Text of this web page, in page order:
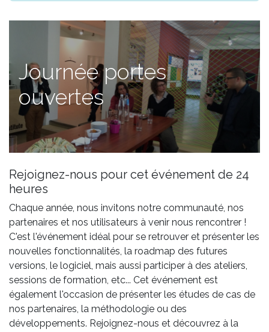
Journée portes
ouvertes
Rejoignez-nous pour cet événement de 24
heures
Chaque année, nous invitons notre communauté, nos
partenaires et nos utilisateurs à venir nous rencontrer !
C'est l'événement idéal pour se retrouver et présenter les
nouvelles fonctionnalités, la roadmap des futures
versions, le logiciel, mais aussi participer à des ateliers,
sessions de formation, etc... Cet événement est
également l'occasion de présenter les études de cas de
nos partenaires, la méthodologie ou des
développements. Rejoignez-nous et découvrez à la